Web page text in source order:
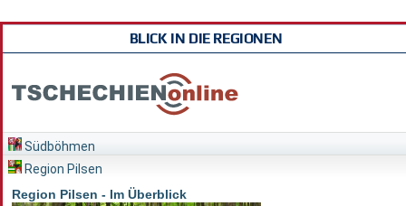
BLICK IN DIE REGIONEN
Südböhmen
Region Pilsen
Region Pilsen - Im Überblick